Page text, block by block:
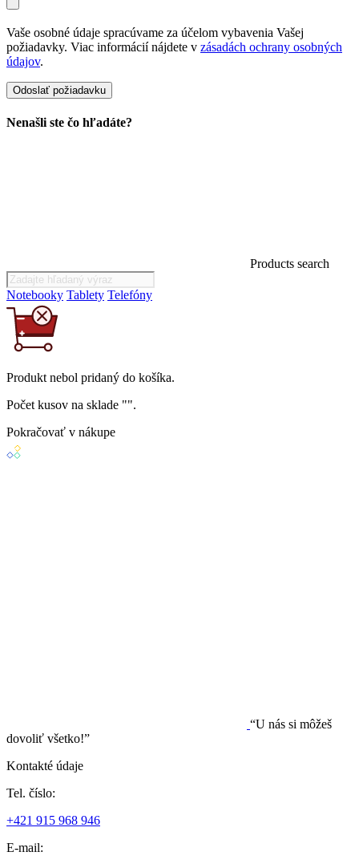
Vaše osobné údaje spracúvame za účelom vybavenia Vašej
požiadavky. Viac informácií nájdete v zásadách ochrany osobných
údajov.
Nenašli ste čo hľadáte?
Products search
Notebooky Tablety Telefóny
Produkt nebol pridaný do košíka.
Počet kusov na sklade "".
Pokračovať v nákupe
“U nás si môžeš
dovoliť všetko!”
Kontakté údaje
Tel. číslo:
+421 915 968 946
E-mail: